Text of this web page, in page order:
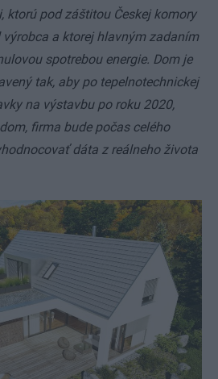
ktorú pod záštitou Českej komory
a ktorej hlavným zadaním
spotrebou energie. Dom je
tak, aby po tepelnotechnickej
na výstavbu po roku 2020,
firma bude počas celého
dáta z reálneho života